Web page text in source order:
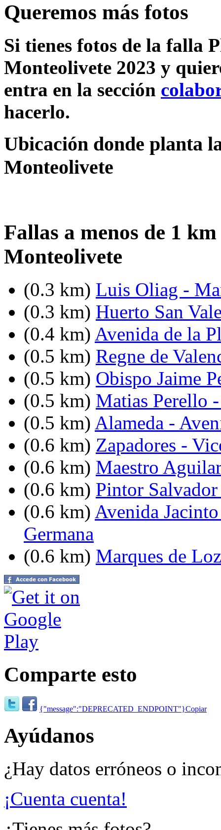
Queremos más fotos
Si tienes fotos de la falla
Monteolivete 2023 y
entra en la sección
hacerlo.
Ubicación donde planta
Monteolivete
Fallas a menos de 1
Monteolivete
(0.3 km) Luis Oliag -
(0.3 km) Huerto San
(0.4 km) Avenida de la
(0.5 km) Regne de
(0.5 km) Obispo Jaime
(0.5 km) Matias Perello
(0.5 km) Alameda -
(0.6 km) Zapadores -
(0.6 km) Maestro
(0.6 km) Pintor
(0.6 km) Avenida
Germana
(0.6 km) Marques de
Comparte esto
{"message":"DEPRECATED_ENDPOINT"}Copiar
Ayúdanos
¿Hay datos erróneos o
¡Cuenta cuenta!